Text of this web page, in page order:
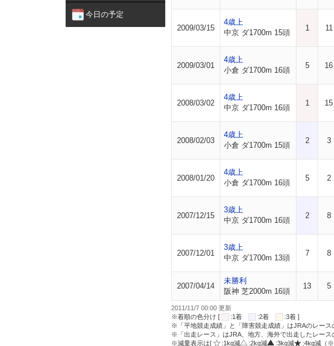
今日の予定
2009/03/15
4歳上
中京 ダ1700m 15頭
1 11
2009/03/01
4歳上
小倉 ダ1700m 16頭
5 16
2008/03/02
4歳上
中京 ダ1700m 16頭
1 15
2008/02/03
4歳上
小倉 ダ1700m 15頭
2 3
2008/01/20
4歳上
小倉 ダ1700m 16頭
5 2
2007/12/15
3歳上
中京 ダ1700m 16頭
2 8
2007/12/01
3歳上
中京 ダ1700m 13頭
7 8
2007/04/14
未勝利
阪神 芝2000m 16頭
13 5
2011/11/7 00:00 更新
※着順の色分け [
:1着 :2着
:3着 ]
※「平地競走成績」と「障害競走成績」はJRAのレース
※「出走レース」はJRA、地方、海外で出走したレース
※減量表示は[
:1kg減 :2kg減 :3kg減 :4kg減（※